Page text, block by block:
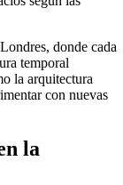
donde cada
temporal
la arquitectura
con nuevas
la